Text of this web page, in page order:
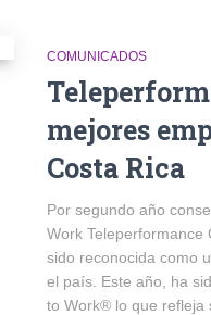
COMUNICADOS
mejores
Costa Rica
Por segundo año
Work Teleperformance
sido reconocida como
el país. Este año, ha
to Work® lo que refleja